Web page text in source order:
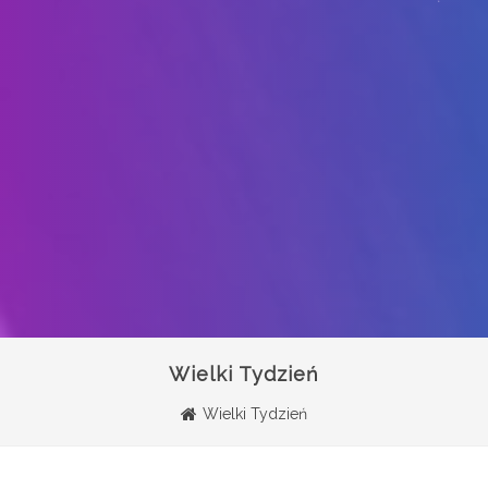
Wielki Tydzień
Wielki Tydzień